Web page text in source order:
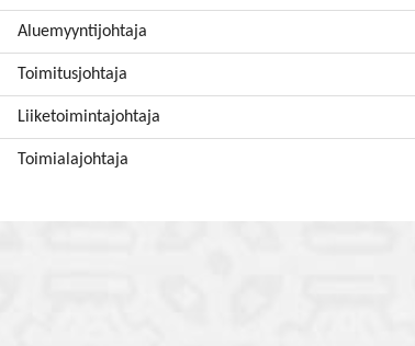
Aluemyyntijohtaja
Toimitusjohtaja
Liiketoimintajohtaja
Toimialajohtaja